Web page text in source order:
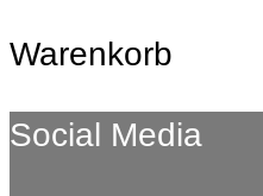
Warenkorb
Social Media